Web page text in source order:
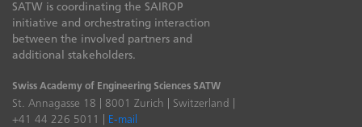
SATW is coordinating the SAIROP
initiative and orchestrating interaction
between the involved partners and
additional stakeholders.
Swiss Academy of Engineering Sciences SATW
St. Annagasse 18 | 8001 Zurich | Switzerland |
+41 44 226 5011 |
E-mail